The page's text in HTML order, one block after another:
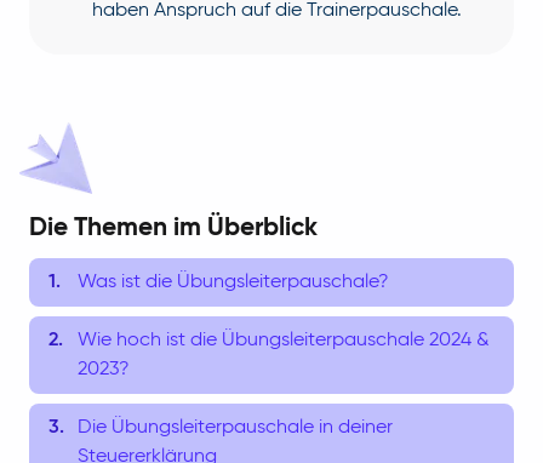
haben Anspruch auf die Trainerpauschale.
Die Themen im Überblick
Was ist die Übungsleiterpauschale?
Wie hoch ist die Übungsleiterpauschale 2024 &
2023?
Die Übungsleiterpauschale in deiner
Steuererklärung